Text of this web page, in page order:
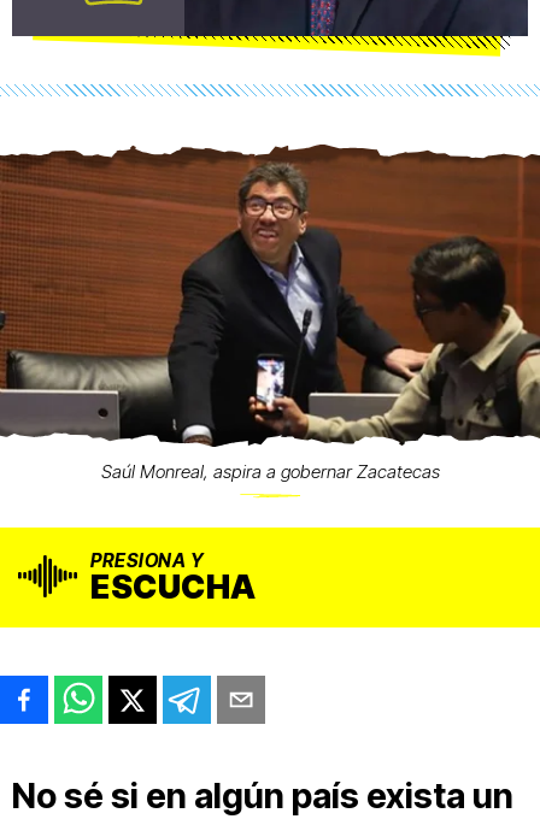
Saúl Monreal, aspira a gobernar Zacatecas
PRESIONA Y
ESCUCHA
No sé si en algún país exista un